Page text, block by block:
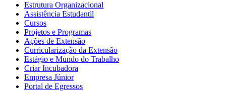
Estrutura Organizacional
Assistência Estudantil
Cursos
Projetos e Programas
Ações de Extensão
Curricularização da Extensão
Estágio e Mundo do Trabalho
Criar Incubadora
Empresa Júnior
Portal de Egressos